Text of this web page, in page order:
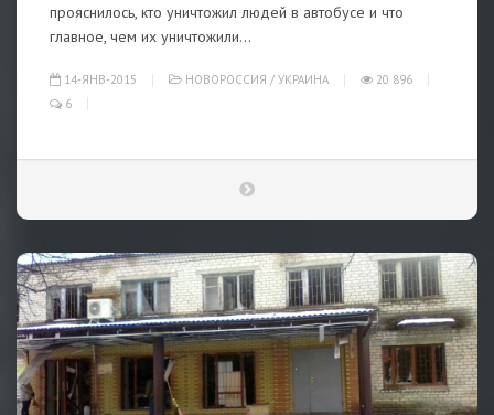
прояснилось, кто уничтожил людей в автобусе и что
главное, чем их уничтожили...
14-ЯНВ-2015 НОВОРОССИЯ / УКРАИНА
20 896
6